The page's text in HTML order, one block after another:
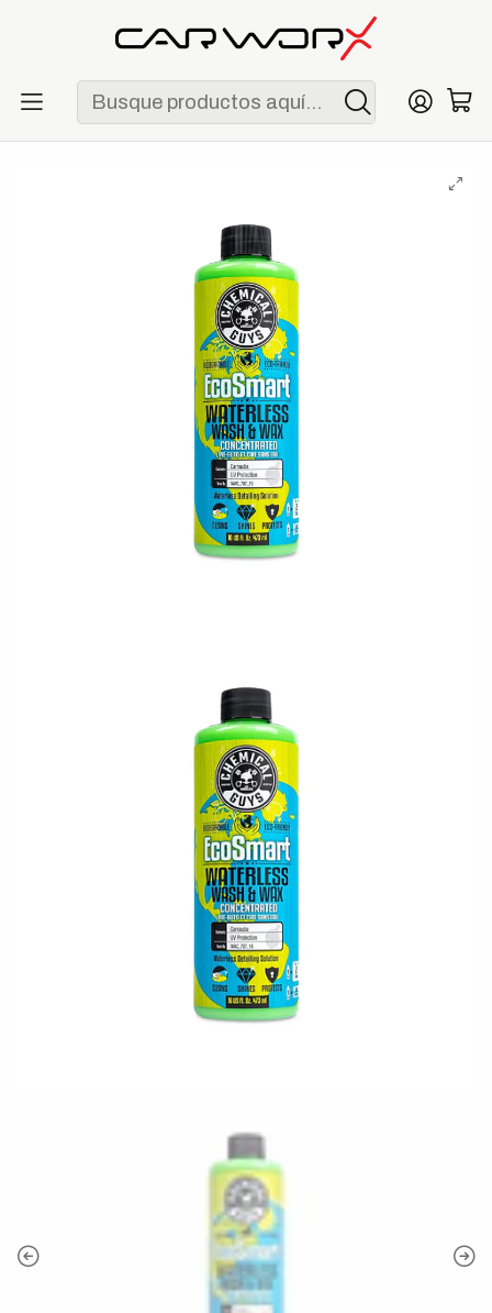
ENVÍO GRATIS POR COMPRAS MAYORES A S/ 250
Chemical Guys EcoSmart Waterless Car Wash & Wax
Concentrate